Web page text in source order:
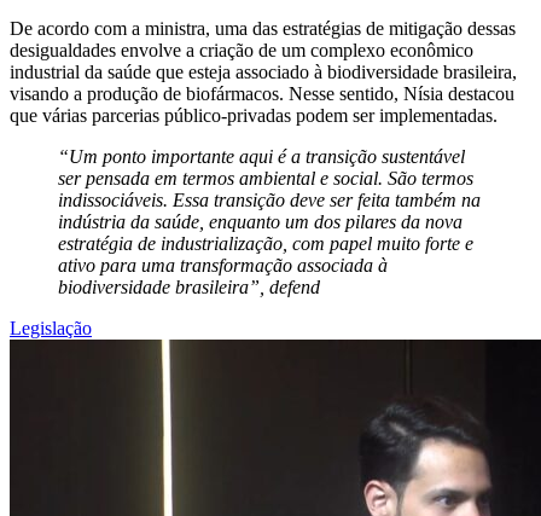
De acordo com a ministra, uma das estratégias de mitigação dessas
desigualdades envolve a criação de um complexo econômico
industrial da saúde que esteja associado à biodiversidade brasileira,
visando a produção de biofármacos. Nesse sentido, Nísia destacou
que várias parcerias público-privadas podem ser implementadas.
“Um ponto importante aqui é a transição sustentável
ser pensada em termos ambiental e social. São termos
indissociáveis. Essa transição deve ser feita também na
indústria da saúde, enquanto um dos pilares da nova
estratégia de industrialização, com papel muito forte e
ativo para uma transformação associada à
biodiversidade brasileira”, defend
Legislação